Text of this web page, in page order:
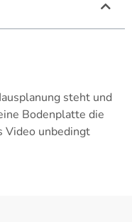
steht und
Bodenplatte die
Video unbedingt